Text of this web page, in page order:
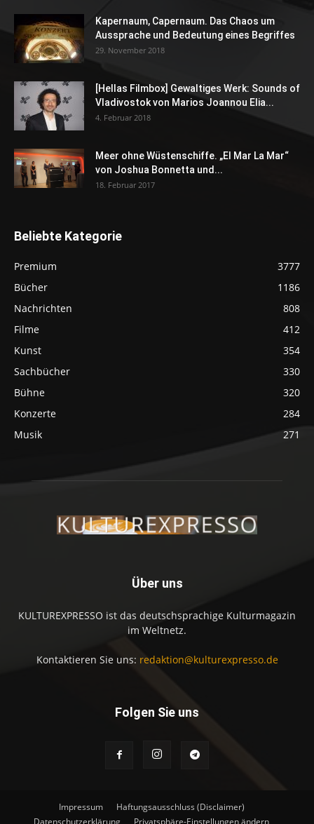
Kapernaum, Capernaum. Das Chaos um
Aussprache und Bedeutung eines Begriffes
29. November 2018
[Hellas Filmbox] Gewaltiges Werk: Sounds of
Vladivostok von Marios Joannou Elia...
4. Februar 2018
Meer ohne Wüstenschiffe. „El Mar La Mar“
von Joshua Bonnetta und...
18. Februar 2017
Beliebte Kategorie
Premium
3777
Bücher
1186
Nachrichten
808
Filme
412
Kunst
354
Sachbücher
330
Bühne
320
Konzerte
284
Musik
271
Über uns
KULTUREXPRESSO ist das deutschsprachige Kulturmagazin
im Weltnetz.
Kontaktieren Sie uns: redaktion@kulturexpresso.de
Folgen Sie uns
Impressum
Haftungsausschluss (Disclaimer)
Datenschutzerklärung
Privatsphäre-Einstellungen ändern